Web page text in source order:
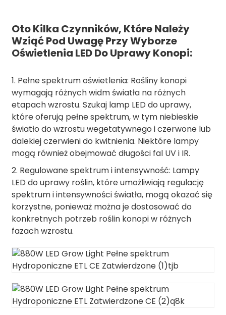
Oto Kilka Czynników, Które Należy
Wziąć Pod Uwagę Przy Wyborze
Oświetlenia LED Do Uprawy Konopi:
1. Pełne spektrum oświetlenia: Rośliny konopi
wymagają różnych widm światła na różnych
etapach wzrostu. Szukaj lamp LED do uprawy,
które oferują pełne spektrum, w tym niebieskie
światło do wzrostu wegetatywnego i czerwone lub
dalekiej czerwieni do kwitnienia. Niektóre lampy
mogą również obejmować długości fal UV i IR.
2. Regulowane spektrum i intensywność: Lampy
LED do uprawy roślin, które umożliwiają regulację
spektrum i intensywności światła, mogą okazać się
korzystne, ponieważ można je dostosować do
konkretnych potrzeb roślin konopi w różnych
fazach wzrostu.